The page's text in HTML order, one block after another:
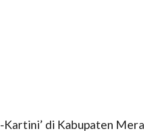
di Kabupaten